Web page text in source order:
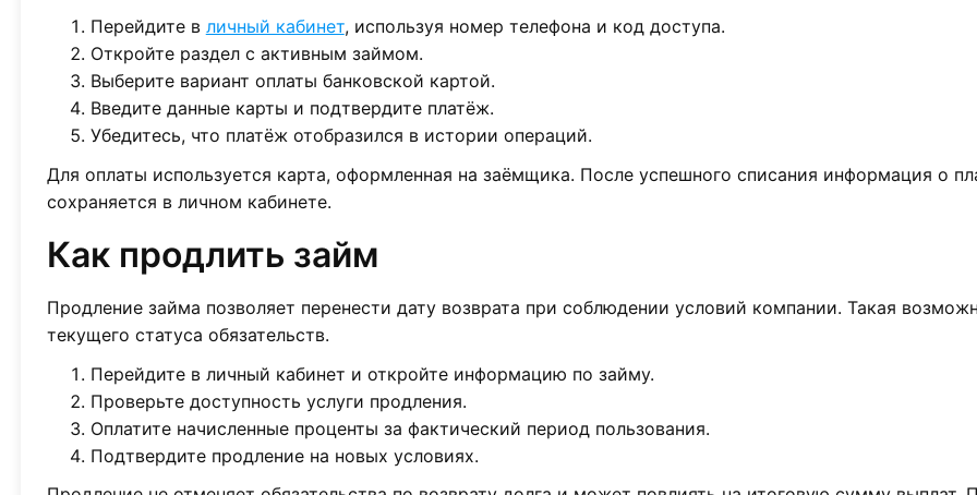
Перейдите в личный кабинет, используя номер телефона и код доступа.
Откройте раздел с активным займом.
Выберите вариант оплаты банковской картой.
Введите данные карты и подтвердите платёж.
Убедитесь, что платёж отобразился в истории операций.
Для оплаты используется карта, оформленная на заёмщика. После успешного списания информация о
сохраняется в личном кабинете.
Как продлить займ
Продление займа позволяет перенести дату возврата при соблюдении условий компании. Такая
текущего статуса обязательств.
Перейдите в личный кабинет и откройте информацию по займу.
Проверьте доступность услуги продления.
Оплатите начисленные проценты за фактический период пользования.
Подтвердите продление на новых условиях.